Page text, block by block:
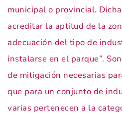
municipal o provincial.
acreditar la aptitud de la
adecuación del tipo de
instalarse en el parque”.
de mitigación necesarias
que para un conjunto de
varias pertenecen a la